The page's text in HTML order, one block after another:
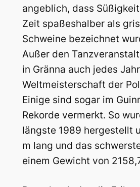
angeblich, dass
Zeit spaßeshalber als
Schweine bezeichnet
Außer den
in Gränna auch jedes
Weltmeisterschaft der
Einige sind sogar im
Rekorde vermerkt. So
längste 1989 hergestellt
m lang und das
einem Gewicht von